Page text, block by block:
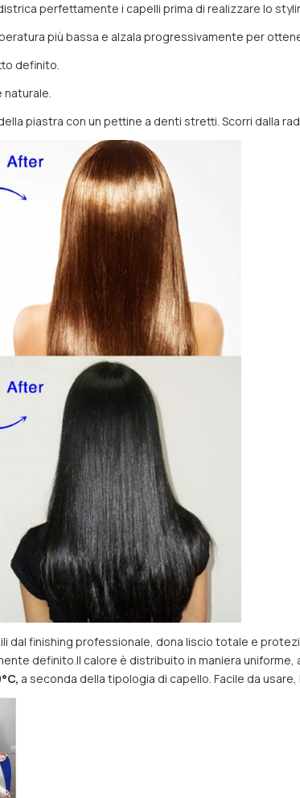
perfettamente i capelli prima di realizzare lo
più bassa e alzala progressivamente per
definito.
naturale.
piastra con un pettine a denti stretti. Scorri dalla
dal finishing professionale, dona liscio totale e
definito.Il calore è distribuito in maniera
a seconda della tipologia di capello. Facile da